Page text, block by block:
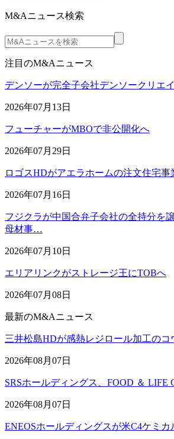
M&Aニュース検索
注目のM&Aニュース
デンソーが完全子会社デンソークリエ
2026年07月13日
フューチャーがMBOで非公開化へ
2026年07月29日
ロゴスHDがアエラホームの注文住宅事
2026年07月16日
フジクラが中国合弁子会社の全持分を
母材事…
2026年07月10日
エリアリンクがストレージ王にTOBへ
2026年07月08日
最新のM&Aニュース
三井松島HDが感熱レジロール加工の
2026年08月07日
SRSホールディングス、FOOD ＆ LIFE
2026年08月07日
ENEOSホールディングスが米C4ケミ